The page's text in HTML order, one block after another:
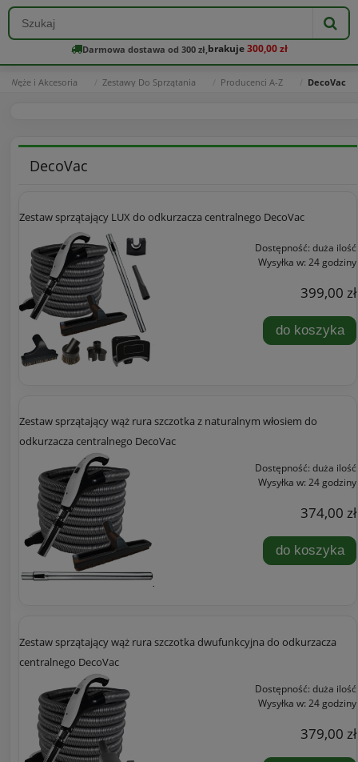
Darmowa dostawa od 300 zł, brakuje300,00 zł
Węże i Akcesoria Zestawy Do Sprzątania Producenci A-Z DecoVac
DecoVac
Zestaw sprzątający LUX do odkurzacza centralnego DecoVac
Dostępność: duża ilość
Wysyłka w: 24 godziny
399,00 zł
do koszyka
Zestaw sprzątający wąż rura szczotka z naturalnym włosiem do
odkurzacza centralnego DecoVac
Dostępność: duża ilość
Wysyłka w: 24 godziny
374,00 zł
do koszyka
Zestaw sprzątający wąż rura szczotka dwufunkcyjna do odkurzacza
centralnego DecoVac
Dostępność: duża ilość
Wysyłka w: 24 godziny
379,00 zł